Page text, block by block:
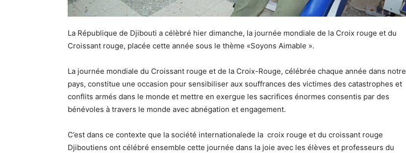
La République de Djibouti a célèbré hier dimanche, la journée mondiale de la Croix rouge et du
Croissant rouge, placée cette année sous le thème «Soyons Aimable ».
La journée mondiale du Croissant rouge et de la Croix-Rouge, célébrée chaque année dans notre
pays, constitue une occasion pour sensibiliser aux souffrances des victimes des catastrophes et
conflits armés dans le monde et mettre en exergue les sacrifices énormes consentis par des
bénévoles à travers le monde avec abnégation et engagement.
C’est dans ce contexte que la société internationalede la croix rouge et du croissant rouge
Djiboutiens ont célébré ensemble cette journée dans la joie avec les élèves et professeurs du